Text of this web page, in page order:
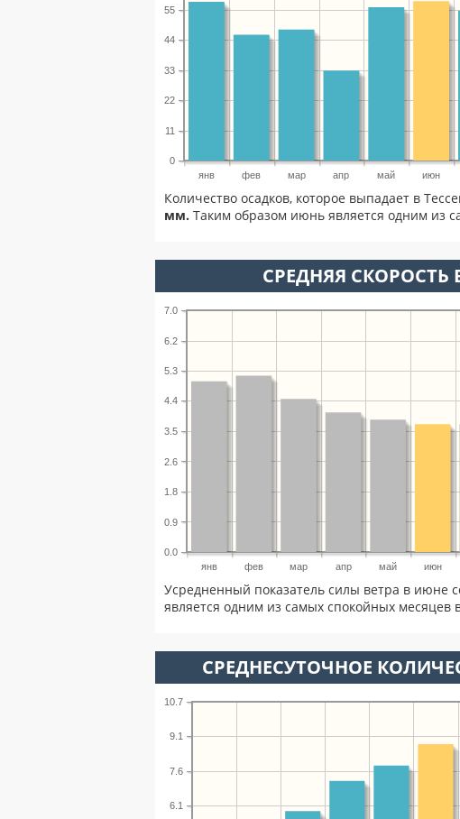
янв фев мар апр май июн
0
11
22
33
44
55
Количество осадков, которое выпадает в
мм. Таким образом июнь является одним из
СРЕДНЯЯ СКОРОСТЬ
янв фев мар апр май июн
0.0
0.9
1.8
2.6
3.5
4.4
5.3
6.2
7.0
Усредненный показатель силы ветра в июне
является одним из самых спокойных месяцев
СРЕДНЕСУТОЧНОЕ
6.1
7.6
9.1
10.7